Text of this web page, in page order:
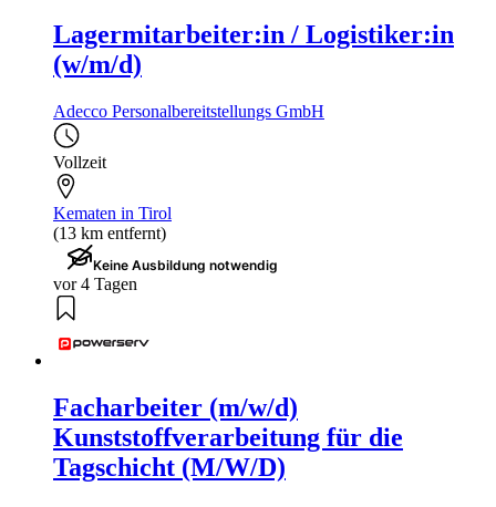
Lagermitarbeiter:in / Logistiker:in
(w/m/d)
Adecco Personalbereitstellungs GmbH
Vollzeit
Kematen in Tirol
(13 km entfernt)
Keine Ausbildung notwendig
vor 4 Tagen
Facharbeiter (m/w/d)
Kunststoffverarbeitung für die
Tagschicht (M/W/D)